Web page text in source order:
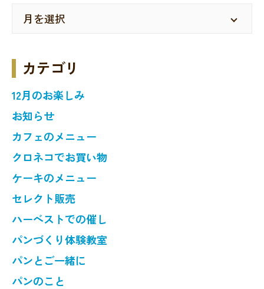
カテゴリ
12月のお楽しみ
お知らせ
カフェのメニュー
クロネコでお買い物
ケーキのメニュー
セレクト販売
ハーベストでの催し
パンづくり体験教室
パンとご一緒に
パンのこと